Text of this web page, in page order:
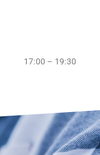
17:00 – 19:30